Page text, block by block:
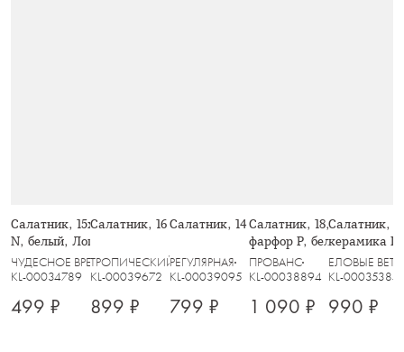
Салатник, 15x6 см, 720 мл, фарфор
N, белый, Лошадка, Miracle
ЧУДЕСНОЕ ВРЕМЯ
KL-00034789
499 ₽
Салатник, 16 см, Тропические цветы
ТРОПИЧЕСКИЙ САД
KL-00039672
899 ₽
Салатник, 14 см, 0,4 л, Лотос
РЕГУЛЯРНАЯ
KL-00039095
799 ₽
Салатник, 18,5х5 см, 800
фарфор P, белый, Цветы,
ПРОВАНС
KL-00038894
1 090 ₽
Салатник,
керамика
еловой
ЕЛОВЫЕ
KL-00035384
990 ₽